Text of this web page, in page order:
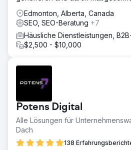
Edmonton, Alberta, Canada
SEO, SEO-Beratung +7
Häusliche Dienstleistungen,
$2,500 - $10,000
Potens Digital
Alle Lösungen für
Dach
138